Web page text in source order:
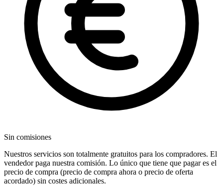
Sin comisiones
Nuestros servicios son totalmente gratuitos para los compradores. El
vendedor paga nuestra comisión. Lo único que tiene que pagar es el
precio de compra (precio de compra ahora o precio de oferta
acordado) sin costes adicionales.